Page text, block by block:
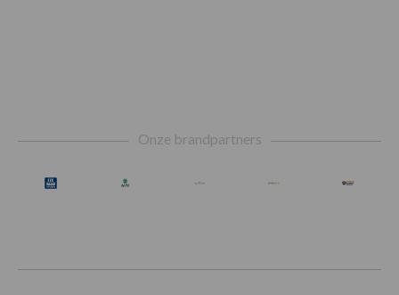
Onze brandpartners